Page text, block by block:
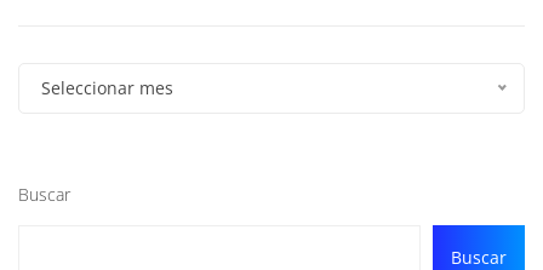
Seleccionar mes
Buscar
Buscar